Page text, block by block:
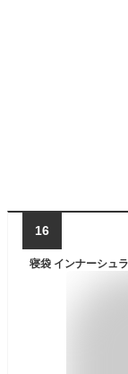
16